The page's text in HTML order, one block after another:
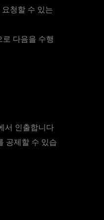
청할 수 있는
다음을 수행
서 인출합니다
공제할 수 있습